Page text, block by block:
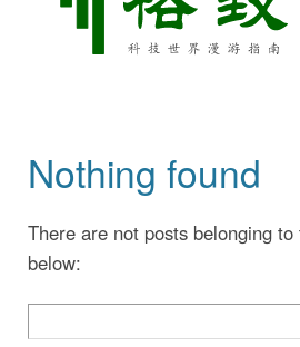
Nothing found
There are not posts belonging
below: